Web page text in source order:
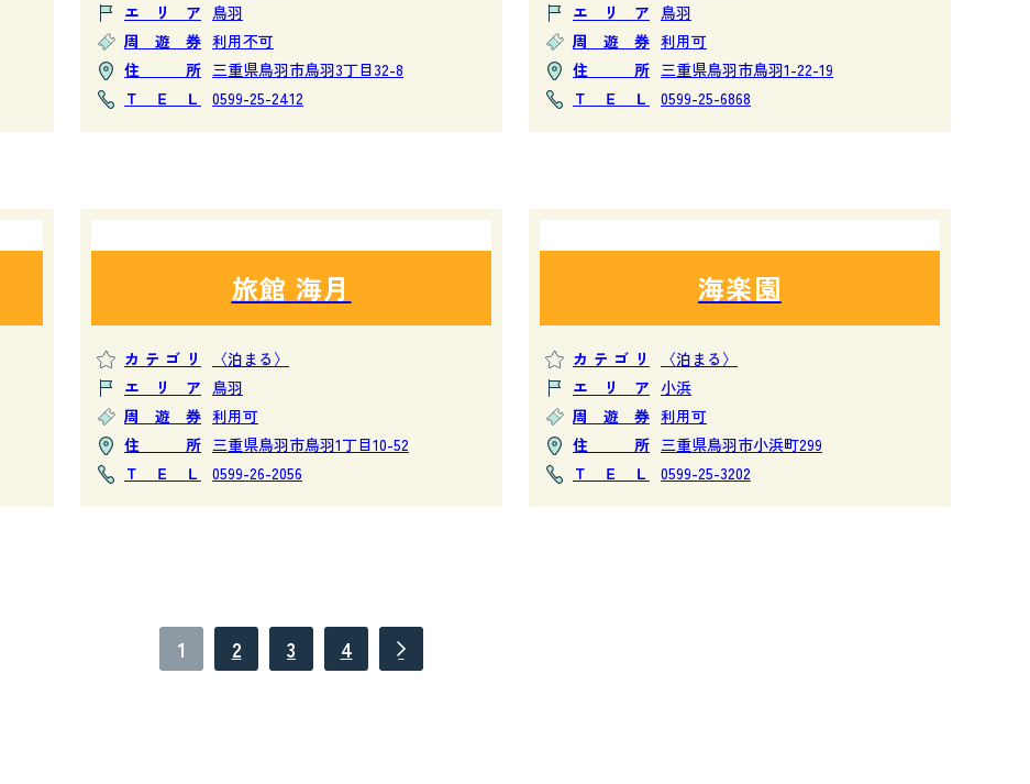
エリア 鳥羽
周遊券 利用不可
住所 三重県鳥羽市鳥羽3丁目32-8
ＴＥＬ
0599-25-2412
エリア 鳥羽
周遊券 利用可
住所 三重県鳥羽市鳥羽1-22-19
ＴＥＬ
0599-25-6868
旅館 海月
カテゴリ
〈泊まる〉
エリア 鳥羽
周遊券 利用可
住所 三重県鳥羽市鳥羽1丁目10-52
ＴＥＬ
0599-26-2056
海楽園
カテゴリ
〈泊まる〉
エリア 小浜
周遊券 利用可
住所 三重県鳥羽市小浜町299
ＴＥＬ
0599-25-3202
1 2 3 4